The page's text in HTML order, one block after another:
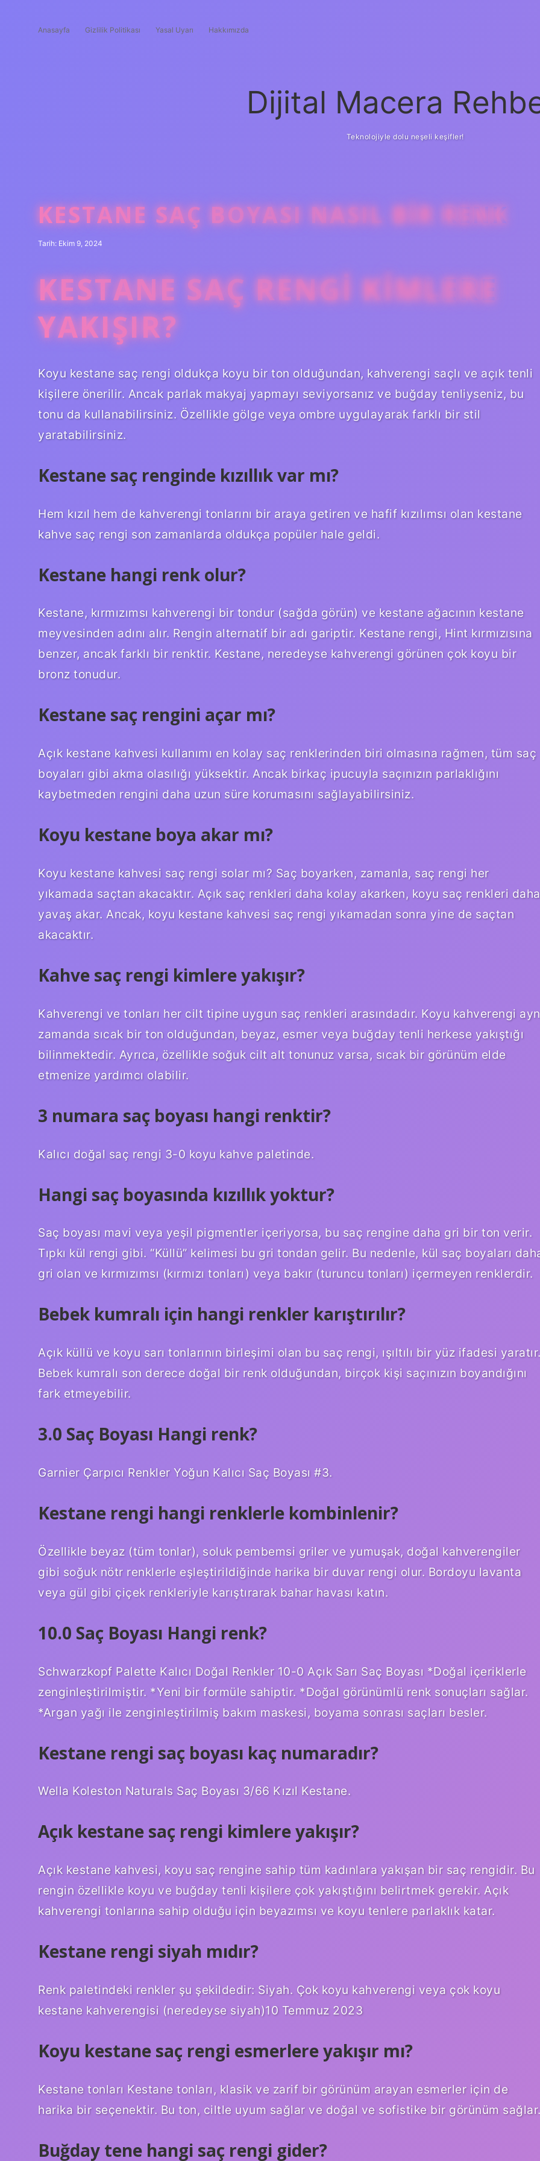
Anasayfa Gizlilik Politikası Yasal Uyarı Hakkımızda
Dijital Macera
Teknolojiyle dolu neşeli keşifler!
KESTANE SAÇ BOYASI NASIL BIR RENK
Tarih: Ekim 9, 2024
KESTANE SAÇ RENGI KIMLERE
YAKIŞIR?
Koyu kestane saç rengi oldukça koyu bir ton olduğundan, kahverengi saçlı ve açık tenli
kişilere önerilir. Ancak parlak makyaj yapmayı seviyorsanız ve buğday tenliyseniz, bu
tonu da kullanabilirsiniz. Özellikle gölge veya ombre uygulayarak farklı bir stil
yaratabilirsiniz.
Kestane saç renginde kızıllık var mı?
Hem kızıl hem de kahverengi tonlarını bir araya getiren ve hafif kızılımsı olan kestane
kahve saç rengi son zamanlarda oldukça popüler hale geldi.
Kestane hangi renk olur?
Kestane, kırmızımsı kahverengi bir tondur (sağda görün) ve kestane ağacının kestane
meyvesinden adını alır. Rengin alternatif bir adı gariptir. Kestane rengi, Hint kırmızısına
benzer, ancak farklı bir renktir. Kestane, neredeyse kahverengi görünen çok koyu bir
bronz tonudur.
Kestane saç rengini açar mı?
Açık kestane kahvesi kullanımı en kolay saç renklerinden biri olmasına rağmen, tüm saç
boyaları gibi akma olasılığı yüksektir. Ancak birkaç ipucuyla saçınızın parlaklığını
kaybetmeden rengini daha uzun süre korumasını sağlayabilirsiniz.
Koyu kestane boya akar mı?
Koyu kestane kahvesi saç rengi solar mı? Saç boyarken, zamanla, saç rengi her
yıkamada saçtan akacaktır. Açık saç renkleri daha kolay akarken, koyu saç renkleri daha
yavaş akar. Ancak, koyu kestane kahvesi saç rengi yıkamadan sonra yine de saçtan
akacaktır.
Kahve saç rengi kimlere yakışır?
Kahverengi ve tonları her cilt tipine uygun saç renkleri arasındadır. Koyu kahverengi
zamanda sıcak bir ton olduğundan, beyaz, esmer veya buğday tenli herkese yakıştığı
bilinmektedir. Ayrıca, özellikle soğuk cilt alt tonunuz varsa, sıcak bir görünüm elde
etmenize yardımcı olabilir.
3 numara saç boyası hangi renktir?
Kalıcı doğal saç rengi 3-0 koyu kahve paletinde.
Hangi saç boyasında kızıllık yoktur?
Saç boyası mavi veya yeşil pigmentler içeriyorsa, bu saç rengine daha gri bir ton verir.
Tıpkı kül rengi gibi. “Küllü” kelimesi bu gri tondan gelir. Bu nedenle, kül saç boyaları
gri olan ve kırmızımsı (kırmızı tonları) veya bakır (turuncu tonları) içermeyen renklerdir.
Bebek kumralı için hangi renkler karıştırılır?
Açık küllü ve koyu sarı tonlarının birleşimi olan bu saç rengi, ışıltılı bir yüz ifadesi
Bebek kumralı son derece doğal bir renk olduğundan, birçok kişi saçınızın boyandığını
fark etmeyebilir.
3.0 Saç Boyası Hangi renk?
Garnier Çarpıcı Renkler Yoğun Kalıcı Saç Boyası #3.
Kestane rengi hangi renklerle kombinlenir?
Özellikle beyaz (tüm tonlar), soluk pembemsi griler ve yumuşak, doğal kahverengiler
gibi soğuk nötr renklerle eşleştirildiğinde harika bir duvar rengi olur. Bordoyu lavanta
veya gül gibi çiçek renkleriyle karıştırarak bahar havası katın.
10.0 Saç Boyası Hangi renk?
Schwarzkopf Palette Kalıcı Doğal Renkler 10-0 Açık Sarı Saç Boyası *Doğal içeriklerle
zenginleştirilmiştir. *Yeni bir formüle sahiptir. *Doğal görünümlü renk sonuçları sağlar.
*Argan yağı ile zenginleştirilmiş bakım maskesi, boyama sonrası saçları besler.
Kestane rengi saç boyası kaç numaradır?
Wella Koleston Naturals Saç Boyası 3/66 Kızıl Kestane.
Açık kestane saç rengi kimlere yakışır?
Açık kestane kahvesi, koyu saç rengine sahip tüm kadınlara yakışan bir saç rengidir. Bu
rengin özellikle koyu ve buğday tenli kişilere çok yakıştığını belirtmek gerekir. Açık
kahverengi tonlarına sahip olduğu için beyazımsı ve koyu tenlere parlaklık katar.
Kestane rengi siyah mıdır?
Renk paletindeki renkler şu şekildedir: Siyah. Çok koyu kahverengi veya çok koyu
kestane kahverengisi (neredeyse siyah)10 Temmuz 2023
Koyu kestane saç rengi esmerlere yakışır mı?
Kestane tonları Kestane tonları, klasik ve zarif bir görünüm arayan esmerler için de
harika bir seçenektir. Bu ton, ciltle uyum sağlar ve doğal ve sofistike bir görünüm
Buğday tene hangi saç rengi gider?